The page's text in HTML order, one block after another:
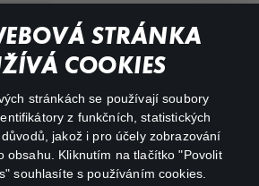
STRÁNKA
COOKIES
stránkách se používají soubory
z funkčních, statistických
jakož i pro účely zobrazování
obsahu. Kliknutím na tlačítko "Povolit
souhlasíte s používáním cookies.